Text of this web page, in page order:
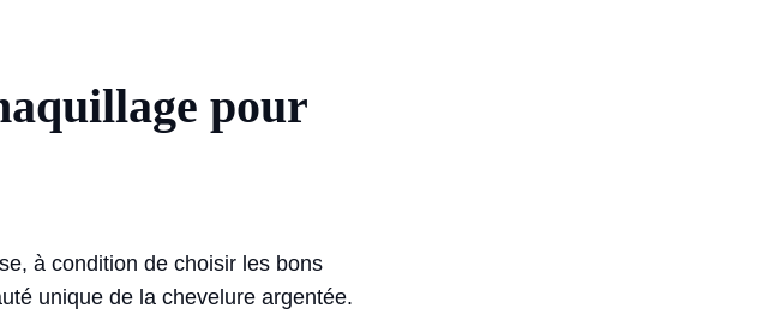
pour
à condition de choisir les bons
unique de la chevelure argentée.